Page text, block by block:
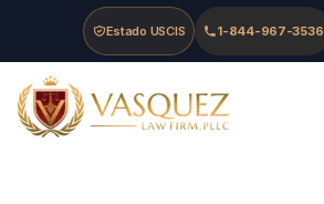
Skip to main content
Skip to navigation
Skip to footer
Estado USCIS 1-844-967-3536
Vasquez Law Firm - Home